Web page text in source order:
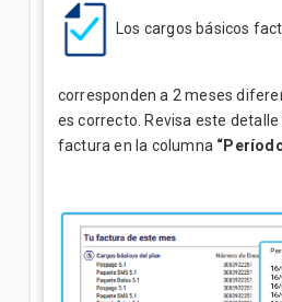
Los cargos básicos
corresponden a 2 meses
es correcto. Revisa este
factura en la columna